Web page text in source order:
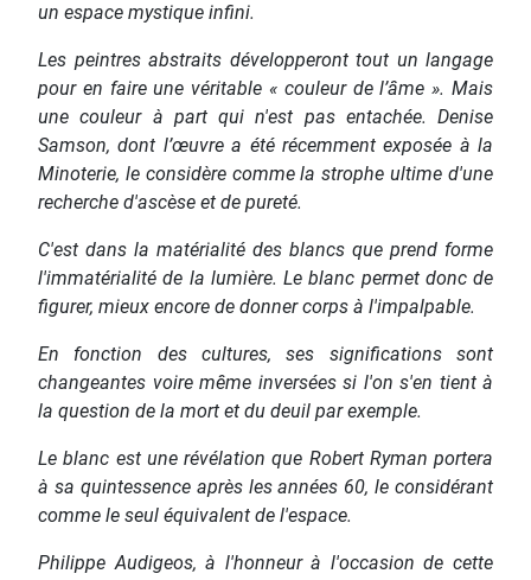
un espace mystique infini.
Les peintres abstraits développeront tout un langage
pour en faire une véritable « couleur de l’âme ». Mais
une couleur à part qui n'est pas entachée. Denise
Samson, dont l’œuvre a été récemment exposée à la
Minoterie, le considère comme la strophe ultime d'une
recherche d'ascèse et de pureté.
C'est dans la matérialité des blancs que prend forme
l'immatérialité de la lumière. Le blanc permet donc de
figurer, mieux encore de donner corps à l'impalpable.
En fonction des cultures, ses significations sont
changeantes voire même inversées si l'on s'en tient à
la question de la mort et du deuil par exemple.
Le blanc est une révélation que Robert Ryman portera
à sa quintessence après les années 60, le considérant
comme le seul équivalent de l'espace.
Philippe Audigeos, à l'honneur à l'occasion de cette